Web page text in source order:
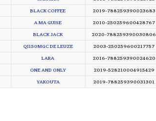
2019-788259390023683
BLACK COFFEE
2010-250259600428767
A MA GUISE
2020-788259390030806
BLACK JACK
2003-250259600217757
QI150MGC DE LEUZE
2016-788259390024620
LARA
2019-528210004915429
ONE AND ONLY
2019-788259390031301
YAKOUTA